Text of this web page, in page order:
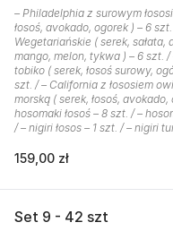
– Philadelphia z surowym
łosoś, avokado, ogorek ) – 6
Wegetariańskie ( serek, sałata,
mango, melon, tykwa ) – 6 szt.
tobiko ( serek, łosoś surowy,
szt. / – California z łososiem
morską ( serek, łosoś,
hosomaki łosoś – 8 szt. / –
/ – nigiri łosos – 1 szt. / – nigiri
159,00 zł
Set 9 - 42 szt